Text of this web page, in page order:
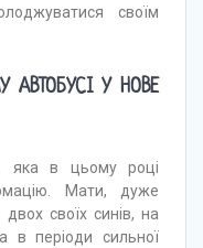
своїм
АВТОБУСІ У НОВЕ
яка в цьому році
Мати, дуже
своїх синів, на
в періоди сильної